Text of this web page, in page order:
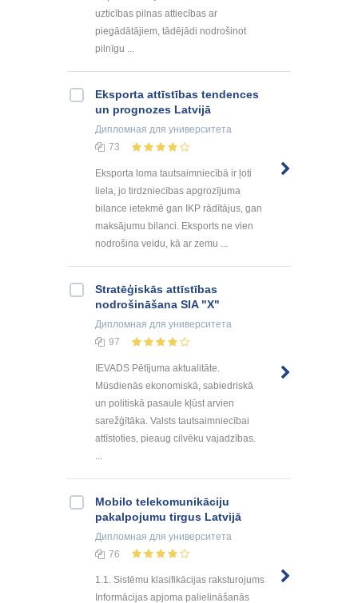
uzticības pilnas attiecības ar
piegādātājiem, tādējādi nodrošinot
pilnīgu ...
Eksporta attīstības tendences
un prognozes Latvijā
Дипломная для университета
73
Eksporta loma tautsaimniecībā ir ļoti
liela, jo tirdzniecības apgrozījuma
bilance ietekmē gan IKP rādītājus, gan
maksājumu bilanci. Eksports ne vien
nodrošina veidu, kā ar zemu ...
Stratēģiskās attīstības
nodrošināšana SIA "X"
Дипломная для университета
97
IEVADS Pētījuma aktualitāte.
Mūsdienās ekonomiskā, sabiedriskā
un politiskā pasaule kļūst arvien
sarežģītāka. Valsts tautsaimniecībai
attīstoties, pieaug cilvēku vajadzības.
Mobilo telekomunikāciju
pakalpojumu tirgus Latvijā
Дипломная для университета
76
1.1. Sistēmu klasifikācijas raksturojums
Informācijas apjoma palielināšanās